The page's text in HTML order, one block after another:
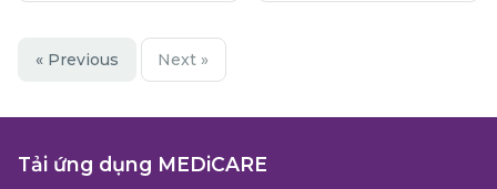
« Previous Next »
Tải ứng dụng MEDiCARE